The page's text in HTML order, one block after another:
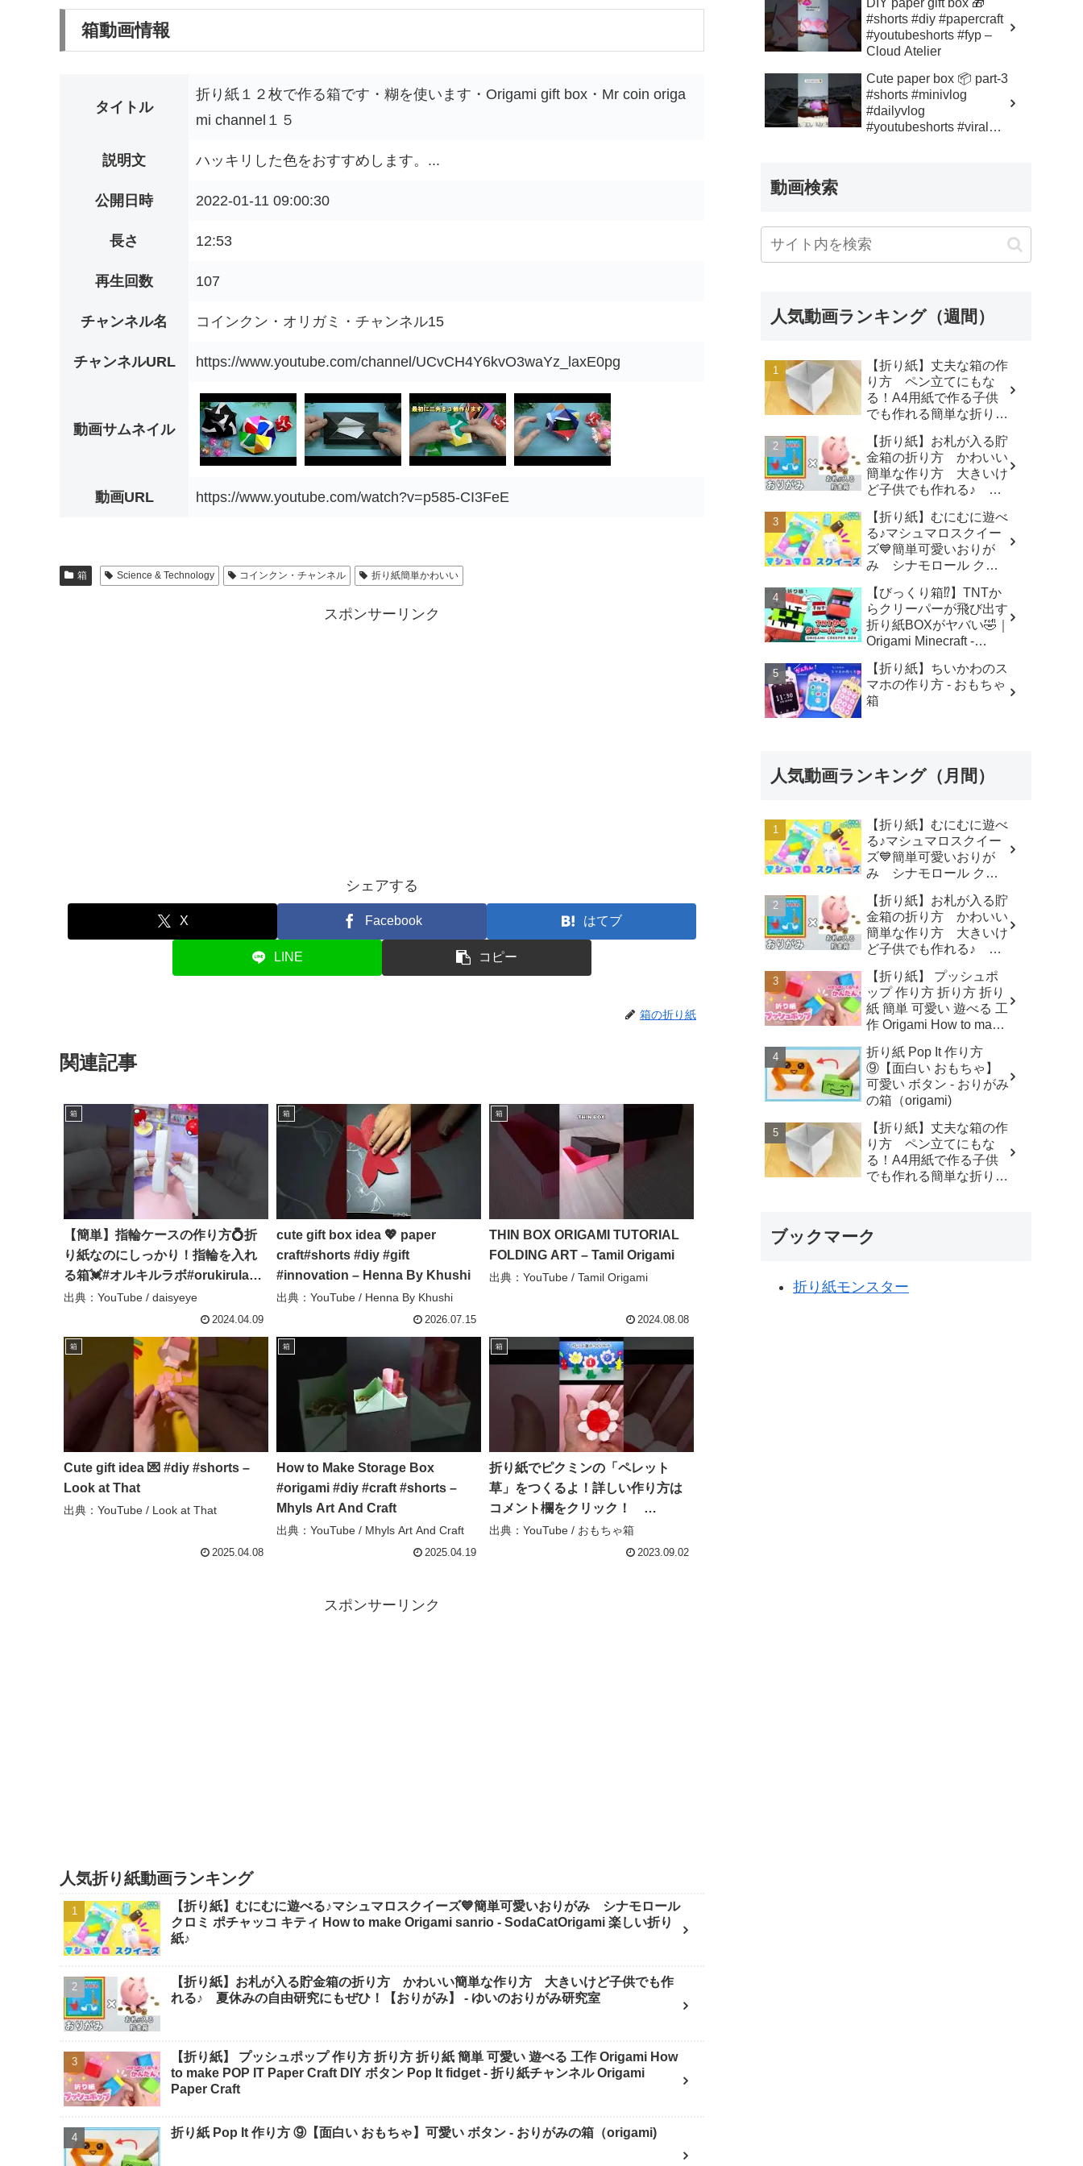
箱動画情報
タイトル
折り紙１２枚で作る箱です・糊を使います・Origami gift box・Mr coin origa
mi channel１５
説明文 ハッキリした色をおすすめします。...
公開日時 2022-01-11 09:00:30
長さ 12:53
再生回数 107
チャンネル名 コインクン・オリガミ・チャンネル15
チャンネルURL https://www.youtube.com/channel/UCvCH4Y6kvO3waYz_laxE0pg
動画サムネイル
動画URL https://www.youtube.com/watch?v=p585-CI3FeE
箱 Science & Technology コインクン・チャンネル 折り紙簡単かわいい
スポンサーリンク
シェアする
X Facebook はてブ
LINE コピー
箱の折り紙
関連記事
箱
【簡単】指輪ケースの作り方💍折
り紙なのにしっかり！指輪を入れ
る箱💓#オルキルラボ#orukirulab#
折り紙#origami#箱#かわいい#結婚
#プロポーズ#簡単#easy#指輪
#ring – daisyeye
出典：YouTube / daisyeye
2024.04.09
箱
cute gift box idea 💖 paper
craft#shorts #diy #gift
#innovation – Henna By Khushi
出典：YouTube / Henna By Khushi
2026.07.15
箱
THIN BOX ORIGAMI TUTORIAL
FOLDING ART – Tamil Origami
出典：YouTube / Tamil Origami
2024.08.08
箱
Cute gift idea 💌 #diy #shorts –
Look at That
出典：YouTube / Look at That
2025.04.08
箱
How to Make Storage Box
#origami #diy #craft #shorts –
Mhyls Art And Craft
出典：YouTube / Mhyls Art And Craft
2025.04.19
箱
折り紙でピクミンの「ペレット
草」をつくるよ！詳しい作り方は
コメント欄をクリック！
#Shorts #折り紙 #おもちゃ箱#
ピクミン #ペレット草 #花 – お
出典：YouTube / おもちゃ箱
2023.09.02
スポンサーリンク
人気折り紙動画ランキング
【折り紙】むにむに遊べる♪マシュマロスクイーズ💙簡単可愛いおりがみ シナモロール
クロミ ポチャッコ キティ How to make Origami sanrio - SodaCatOrigami 楽しい折り
紙♪
【折り紙】お札が入る貯金箱の折り方 かわいい簡単な作り方 大きいけど子供でも作
れる♪ 夏休みの自由研究にもぜひ！【おりがみ】 - ゆいのおりがみ研究室
【折り紙】 プッシュポップ 作り方 折り方 折り紙 簡単 可愛い 遊べる 工作 Origami How
to make POP IT Paper Craft DIY ボタン Pop It fidget - 折り紙チャンネル Origami
Paper Craft
折り紙 Pop It 作り方 ⑨【面白い おもちゃ】可愛い ボタン - おりがみの箱（origami)
DIY paper gift box 🎁
#shorts #diy #papercraft
#youtubeshorts #fyp –
Cloud Atelier
Cute paper box 📦 part-3
#shorts #minivlog
#dailyvlog
#youtubeshorts #viral
動画検索
人気動画ランキング（週間）
【折り紙】丈夫な箱の作
り方 ペン立てにもな
る！A4用紙で作る子供
でも作れる簡単な折り
おりがみ研究室
【折り紙】お札が入る貯
金箱の折り方 かわいい
簡単な作り方 大きいけ
ど子供でも作れる♪ 夏
ひ！【おりがみ】 - ゆい
のおりがみ研究室
【折り紙】むにむに遊べ
る♪マシュマロスクイー
ズ💙簡単可愛いおりが
み シナモロール クロ
How to make Origami
sanrio - SodaCatOrigami
楽しい折り紙♪
【びっくり箱⁉】TNTか
らクリーパーが飛び出す
折り紙BOXがヤバい🤣｜
Origami Minecraft -
みランド
【折り紙】ちいかわのス
マホの作り方 - おもちゃ
箱
人気動画ランキング（月間）
【折り紙】むにむに遊べ
る♪マシュマロスクイー
ズ💙簡単可愛いおりが
み シナモロール クロ
How to make Origami
sanrio - SodaCatOrigami
楽しい折り紙♪
【折り紙】お札が入る貯
金箱の折り方 かわいい
簡単な作り方 大きいけ
ど子供でも作れる♪ 夏
ひ！【おりがみ】 - ゆい
のおりがみ研究室
【折り紙】 プッシュポ
ップ 作り方 折り方 折り
紙 簡単 可愛い 遊べる 工
作 Origami How to make
ボタン Pop It fidget - 折
り紙チャンネル Origami
Paper Craft
折り紙 Pop It 作り方
⑨【面白い おもちゃ】
可愛い ボタン - おりがみ
の箱（origami)
【折り紙】丈夫な箱の作
り方 ペン立てにもな
る！A4用紙で作る子供
でも作れる簡単な折り
ブックマーク
折り紙モンスター